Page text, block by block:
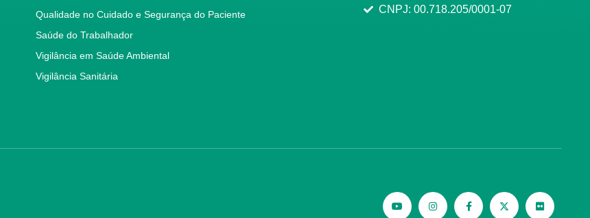
Qualidade no Cuidado e Segurança do Paciente
Saúde do Trabalhador
Vigilância em Saúde Ambiental
Vigilância Sanitária
CNPJ: 00.718.205/0001-07